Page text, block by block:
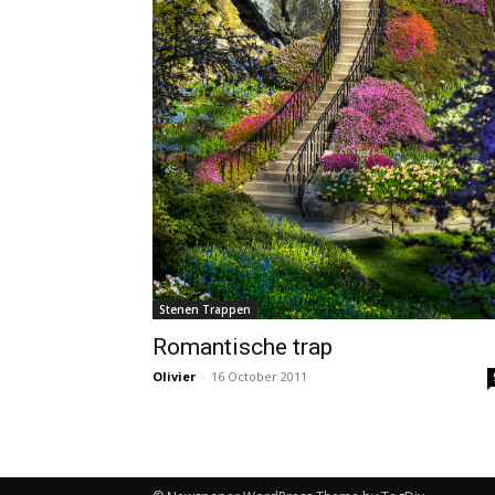
Stenen Trappen
Romantische trap
Olivier - 16 October 2011